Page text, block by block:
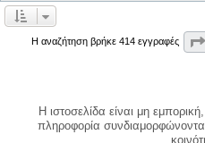
Η αναζήτηση βρήκε 414 εγγραφές
Η ιστοσελίδα είναι μη
πληροφορία